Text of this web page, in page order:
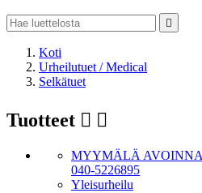

Koti
Urheilutuet / Medical
Selkätuet
Tuotteet  
MYYMÄLÄ AVOINNA
040-5226895
Yleisurheilu